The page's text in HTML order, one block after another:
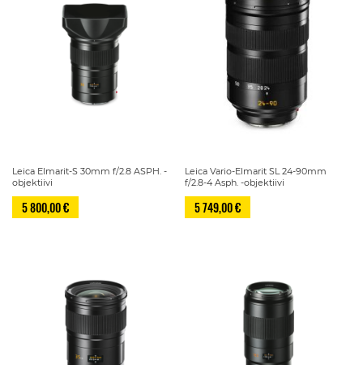
Leica Elmarit-S 30mm f/2.8 ASPH. -
objektiivi
5 800,00 €
Leica Vario-Elmarit SL 24-90mm
f/2.8-4 Asph. -objektiivi
5 749,00 €